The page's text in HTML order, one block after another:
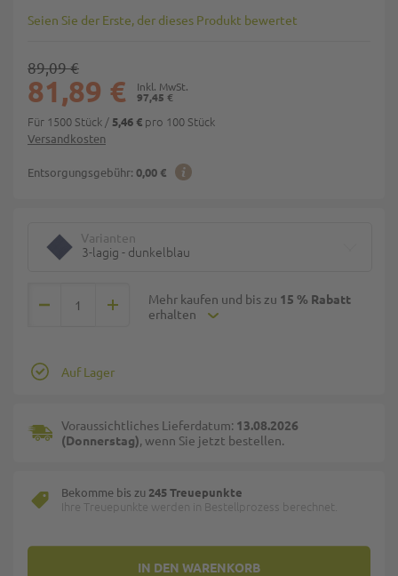
Seien Sie der Erste, der dieses Produkt bewertet
Versandkosten
Entsorgungsgebühr: 0,00 €
97,45 €
81,89 €
89,09 €
Für 1500 Stück / 5,46 € pro 100 Stück
Varianten
3-lagig - dunkelblau
Mehr kaufen und bis zu 15 % Rabatt
erhalten
IN DEN WARENKORB
Auf Lager
Voraussichtliches Lieferdatum: 13.08.2026
(Donnerstag), wenn Sie jetzt bestellen.
Bekomme bis zu 245 Treuepunkte
Ihre Treuepunkte werden in Bestellprozess berechnet.